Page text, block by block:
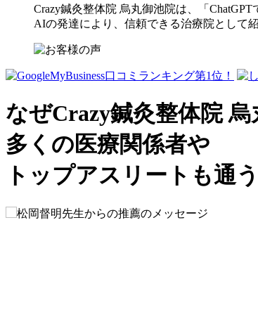
Crazy鍼灸整体院 烏丸御池院は、「
AIの発達により、信頼できる治療院として
なぜCrazy鍼灸整体院
多くの医療関係者や
トップアスリート も通